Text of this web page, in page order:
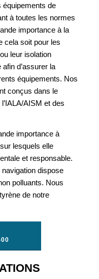
équipements de
à toutes les normes
importance à la
cela soit pour les
leur isolation
d’assurer la
équipements. Nos
conçus dans le
AISM et des
importance à
lesquels elle
et responsable.
dispose
polluants. Nous
de notre